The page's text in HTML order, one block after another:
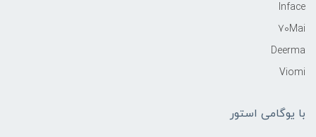
Inface
70Mai
Deerma
Viomi
با یوگامی استور